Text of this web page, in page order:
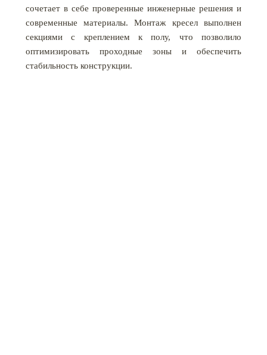
сочетает в себе проверенные инженерные решения и
современные материалы. Монтаж кресел выполнен
секциями с креплением к полу, что позволило
оптимизировать проходные зоны и обеспечить
стабильность конструкции.